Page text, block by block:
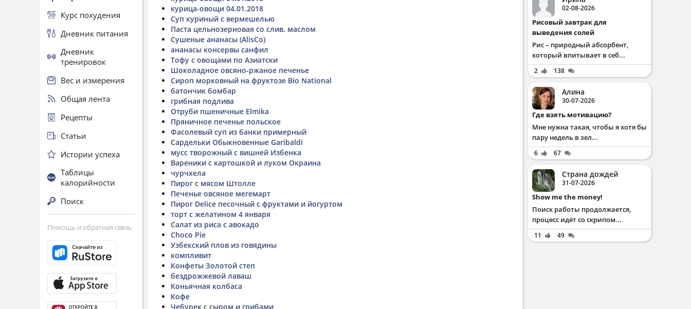
курица-овощи 04.01.2018
Суп куриный с вермешелью
Паста цельнозерновая со слив. маслом
Сушеные ананасы (AlisCo)
ананасы консервы санфил
Тофу с овощами по Азиатски
Шоколадное овсяно-ржаное печенье
Сироп морковный на фруктозе Bio National
батончик бомбар
грибная подлива
Отруби пшеничные Elmika
Пряничное печенье польское
Фасолевый суп из банки примерный
Сардельки Обыкновенные Garibaldi
мусс творожный с вишней Избенка
Вареники с картошкой и луком Окраина
чурчхела
Пирог с мясом Штолле
Печенье овсяное мегемарт
Пирог Delice песочный с фруктами и йогуртом
торт с желатином 4 января
Салат из риса с авокадо
Choco Pie
Узбекский плов из говядины
компливит
Конфеты Золотой степ
бездрожжевой лаваш
Коньячная колбаса
Кофе
Чебурек с сыром и грибами
Курс похудения
Дневник питания
Дневник
тренировок
Вес и измерения
Общая лента
Рецепты
Статьи
Истории успеха
Таблицы
калорийности
Поиск
Помощь и обратная связь
02-08-2026
Рисовый завтрак для
выведения солей
Рис – природный абсорбент,
который впитывает в себ...
2 138
Алина
30-07-2026
Где взять мотивацию?
Мне нужна такая, чтобы я хотя бы
пару недель в зел...
6 67
Страна дождей
31-07-2026
Show me the money!
Поиск работы продолжается,
процесс идёт со скрипом...
11 49